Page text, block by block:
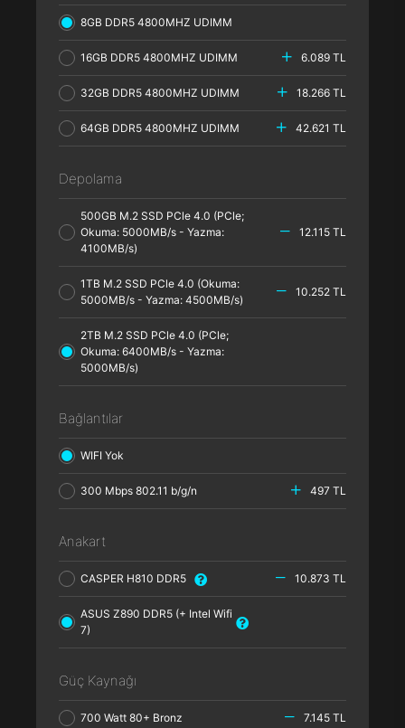
8GB DDR5 4800MHZ UDIMM
16GB DDR5 4800MHZ UDIMM 6.089 TL
32GB DDR5 4800MHZ UDIMM 18.266 TL
64GB DDR5 4800MHZ UDIMM 42.621 TL
Depolama
500GB M.2 SSD PCle 4.0 (PCle;
Okuma: 5000MB/s - Yazma:
4100MB/s)
12.115 TL
1TB M.2 SSD PCle 4.0 (Okuma:
5000MB/s - Yazma: 4500MB/s)
10.252 TL
2TB M.2 SSD PCle 4.0 (PCle;
Okuma: 6400MB/s - Yazma:
5000MB/s)
Bağlantılar
WIFI Yok
300 Mbps 802.11 b/g/n 497 TL
Anakart
CASPER H810 DDR5 10.873 TL
ASUS Z890 DDR5 (+ Intel Wifi
7)
Güç Kaynağı
700 Watt 80+ Bronz 7.145 TL